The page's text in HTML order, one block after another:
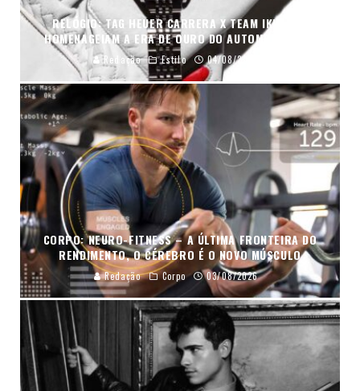
RELÓGIO: TAG HEUER CARRERA X TEAM IKUZAWA
HOMENAGEIAM A ERA DE OURO DO AUTOMOBILISMO
Redação Estilo 04/08/2026
CORPO: NEURO-FITNESS – A ÚLTIMA FRONTEIRA DO
RENDIMENTO, O CÉREBRO É O NOVO MÚSCULO
Redação Corpo 03/08/2026